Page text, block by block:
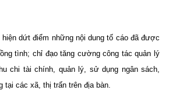
dứt điểm những nội dung tố cáo đã được
tình; chỉ đạo tăng cường công tác quản lý
chi tài chính, quản lý, sử dụng ngân sách,
các xã, thị trấn trên địa bàn.